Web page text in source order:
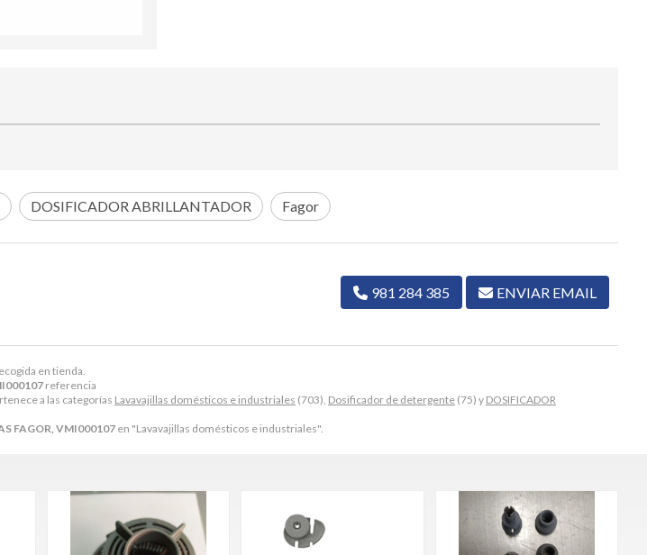
en tienda.
referencia
a las categorías Lavavajillas domésticos e industriales (703), Dosificador de detergente (75) y DOSIFICADOR
FAGOR, VMI000107en "Lavavajillas domésticos e industriales".
DOSIFICADOR ABRILLANTADOR Fagor
981 284 385 ENVIAR EMAIL